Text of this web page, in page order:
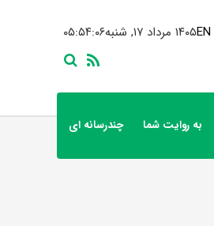
۰۵:۵۴:۰۶ ۱۴۰۵ مرداد ۱۷, شنبهEN
به روایت شما چندرسانه ای